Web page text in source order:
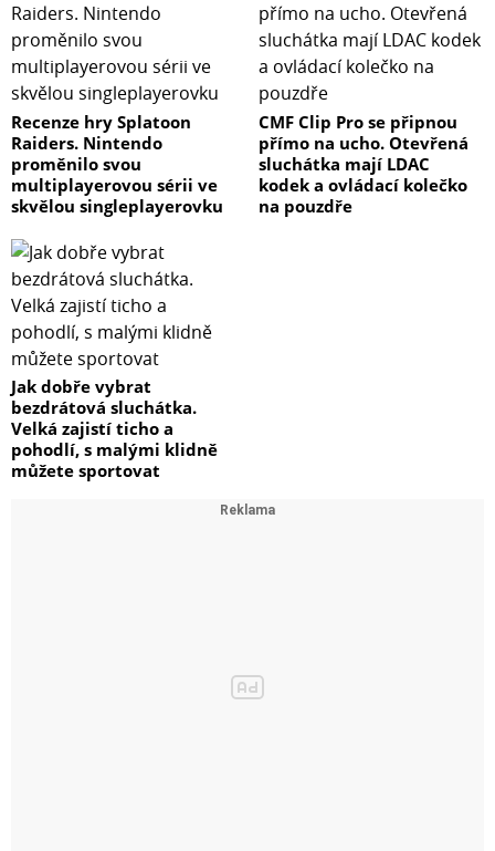
Recenze hry Splatoon
Raiders. Nintendo
proměnilo svou
multiplayerovou sérii ve
skvělou singleplayerovku
CMF Clip Pro se připnou
přímo na ucho. Otevřená
sluchátka mají LDAC
kodek a ovládací kolečko
na pouzdře
Jak dobře vybrat
bezdrátová sluchátka.
Velká zajistí ticho a
pohodlí, s malými klidně
můžete sportovat